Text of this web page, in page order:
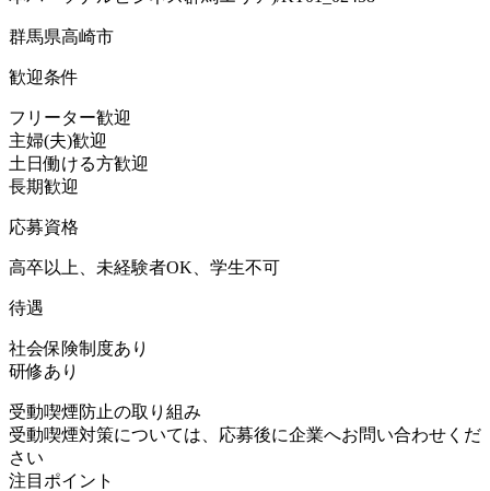
群馬県高崎市
歓迎条件
フリーター歓迎
主婦(夫)歓迎
土日働ける方歓迎
長期歓迎
応募資格
高卒以上、未経験者OK、学生不可
待遇
社会保険制度あり
研修あり
受動喫煙防止の取り組み
受動喫煙対策については、応募後に企業へお問い合わせくだ
さい
注目ポイント